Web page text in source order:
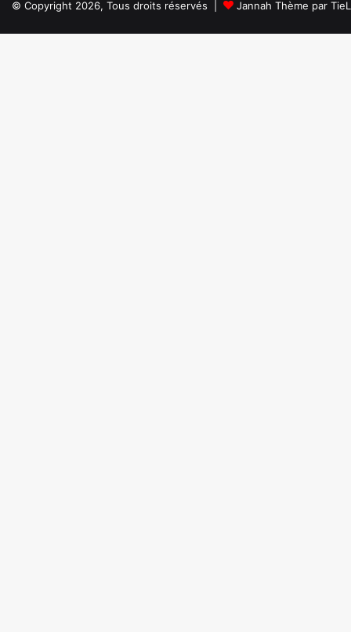
© Copyright 2026, Tous droits réservés | Jannah Thème par